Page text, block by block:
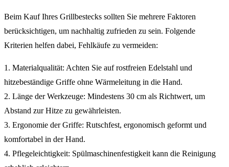
Beim Kauf Ihres Grillbestecks sollten Sie mehrere Faktoren
berücksichtigen, um nachhaltig zufrieden zu sein. Folgende
Kriterien helfen dabei, Fehlkäufe zu vermeiden:
1. Materialqualität: Achten Sie auf rostfreien Edelstahl und
hitzebeständige Griffe ohne Wärmeleitung in die Hand.
2. Länge der Werkzeuge: Mindestens 30 cm als Richtwert, um
Abstand zur Hitze zu gewährleisten.
3. Ergonomie der Griffe: Rutschfest, ergonomisch geformt und
komfortabel in der Hand.
4. Pflegeleichtigkeit: Spülmaschinenfestigkeit kann die Reinigung